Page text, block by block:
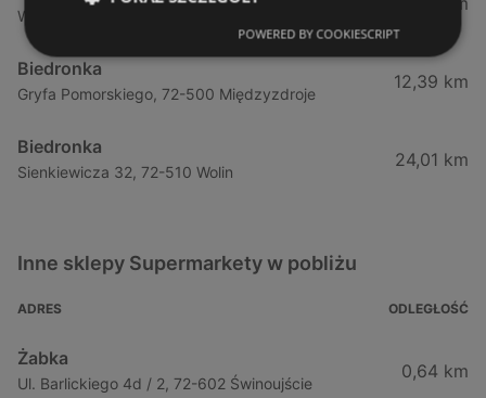
Wojska Polskiego 16a, 72-600 Świnoujście
Biedronka
Gryfa Pomorskiego, 72-500 Międzyzdroje
12,39 km
Biedronka
Sienkiewicza 32, 72-510 Wolin
24,01 km
Inne sklepy Supermarkety w pobliżu
ADRES ODLEGŁOŚĆ
Żabka
Ul. Barlickiego 4d / 2, 72-602 Świnoujście
0,64 km
POWERED BY COOKIESCRIPT